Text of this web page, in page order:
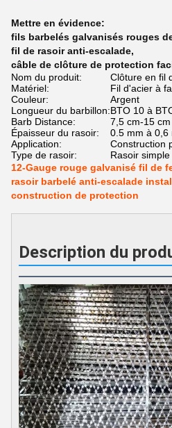
Mettre en évidence:
fils barbelés galvanisés rouges
fil de rasoir anti-escalade,
câble de clôture de protection
Nom du produit:
Clôture en fil
Matériel:
Fil d'acier à
Couleur:
Argent
Longueur du barbillon:BTO 10 à
Barb Distance:
7,5 cm-15 cm
Épaisseur du rasoir:
0.5 mm à 0,6
Application:
Construction
Type de rasoir:
Rasoir simple
12-Gauge rouge galvanisé fil de
rasoir barbelé anti-escalade
construction de protection
Description du